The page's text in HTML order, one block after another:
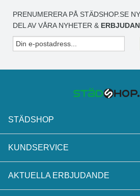
PRENUMERERA PÅ STÄDSHOP.SE
DEL AV VÅRA NYHETER &
STÄDSHOP
KUNDSERVICE
AKTUELLA ERBJUDANDE